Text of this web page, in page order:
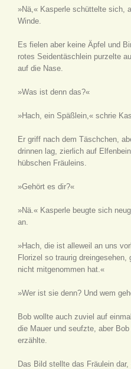
»Nä,« Kasperle schüttelte sich,
Winde.
Es fielen aber keine Äpfel und
rotes Seidentäschlein purzelte
auf die Nase.
»Was ist denn das?«
»Hach, ein Späßlein,« schrie
Er griff nach dem Täschchen,
drinnen lag, zierlich auf
hübschen Fräuleins.
»Gehört es dir?«
»Nä.« Kasperle beugte sich
an.
»Hach, die ist alleweil an uns
Florizel so traurig
nicht mitgenommen hat.«
»Wer ist sie denn? Und wem
Bob wollte auch zuviel auf
die Mauer und seufzte, aber
erzählte.
Das Bild stellte das Fräulein